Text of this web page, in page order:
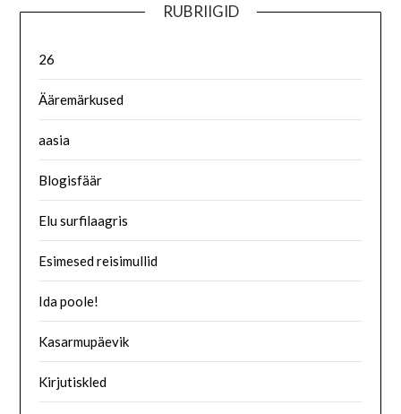
RUBRIIGID
26
Ääremärkused
aasia
Blogisfäär
Elu surfilaagris
Esimesed reisimullid
Ida poole!
Kasarmupäevik
Kirjutiskled